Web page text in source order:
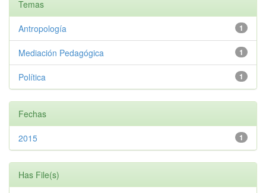
Temas
1
Antropología
1
Mediación Pedagógica
1
Política
Fechas
1
2015
Has File(s)